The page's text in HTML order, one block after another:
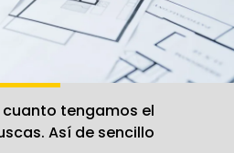
cuanto tengamos el
Así de sencillo